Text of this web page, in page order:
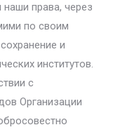
права, через
по своим
и
институтов.
с
Организации